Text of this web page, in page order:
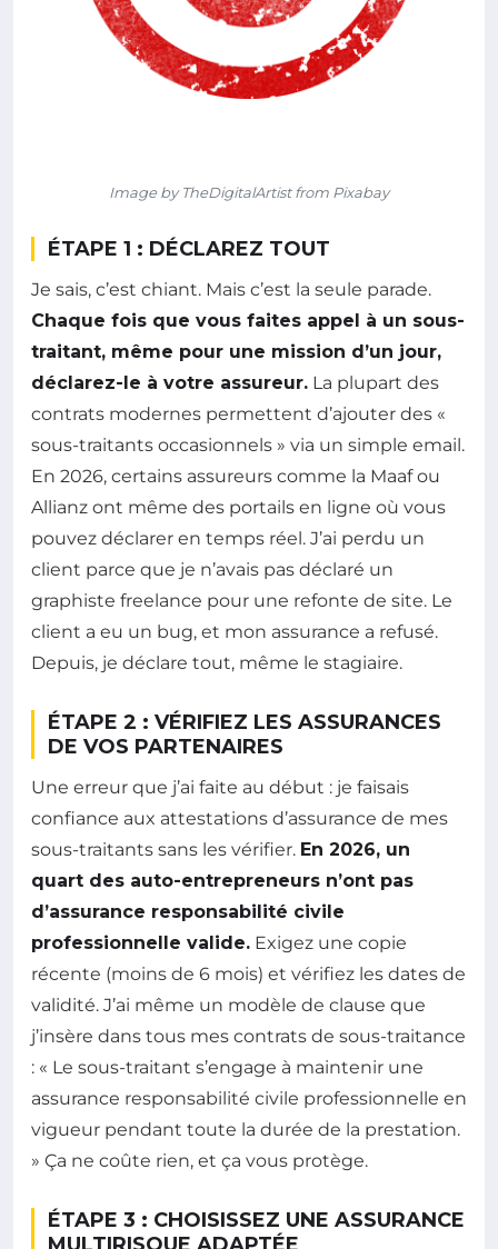
Image by TheDigitalArtist from Pixabay
ÉTAPE 1 : DÉCLAREZ TOUT
Je sais, c’est chiant. Mais c’est la seule parade.
Chaque fois que vous faites appel à un sous-
traitant, même pour une mission d’un jour,
déclarez-le à votre assureur. La plupart des
contrats modernes permettent d’ajouter des «
sous-traitants occasionnels » via un simple email.
En 2026, certains assureurs comme la Maaf ou
Allianz ont même des portails en ligne où vous
pouvez déclarer en temps réel. J’ai perdu un
client parce que je n’avais pas déclaré un
graphiste freelance pour une refonte de site. Le
client a eu un bug, et mon assurance a refusé.
Depuis, je déclare tout, même le stagiaire.
ÉTAPE 2 : VÉRIFIEZ LES ASSURANCES
DE VOS PARTENAIRES
Une erreur que j’ai faite au début : je faisais
confiance aux attestations d’assurance de mes
sous-traitants sans les vérifier. En 2026, un
quart des auto-entrepreneurs n’ont pas
d’assurance responsabilité civile
professionnelle valide. Exigez une copie
récente (moins de 6 mois) et vérifiez les dates de
validité. J’ai même un modèle de clause que
j’insère dans tous mes contrats de sous-traitance
: « Le sous-traitant s’engage à maintenir une
assurance responsabilité civile professionnelle en
vigueur pendant toute la durée de la prestation.
» Ça ne coûte rien, et ça vous protège.
ÉTAPE 3 : CHOISISSEZ UNE ASSURANCE